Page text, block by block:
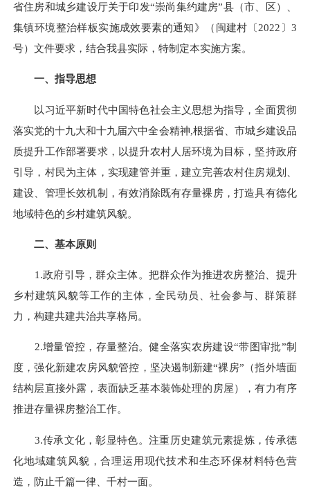
省住房和城乡建设厅关于印发“崇尚集约建房”县（市、区）、
集镇环境整治样板实施成效要素的通知》（闽建村〔2022〕3
号）文件要求，结合我县实际，特制定本实施方案。
一、指导思想
以习近平新时代中国特色社会主义思想为指导，全面贯彻
落实党的十九大和十九届六中全会精神,根据省、市城乡建设品
质提升工作部署要求，以提升农村人居环境为目标，坚持政府
引导，村民为主体，实现建管并重，建立完善农村住房规划、
建设、管理长效机制，有效消除既有存量裸房，打造具有德化
地域特色的乡村建筑风貌。
二、基本原则
1.政府引导，群众主体。把群众作为推进农房整治、提升
乡村建筑风貌等工作的主体，全民动员、社会参与、群策群
力，构建共建共治共享格局。
2.增量管控，存量整治。健全落实农房建设“带图审批”制
度，强化新建农房风貌管控，坚决遏制新建“裸房”（指外墙面
结构层直接外露，表面缺乏基本装饰处理的房屋），有力有序
推进存量裸房整治工作。
3.传承文化，彰显特色。注重历史建筑元素提炼，传承德
化地域建筑风貌，合理运用现代技术和生态环保材料特色营
造，防止千篇一律、千村一面。